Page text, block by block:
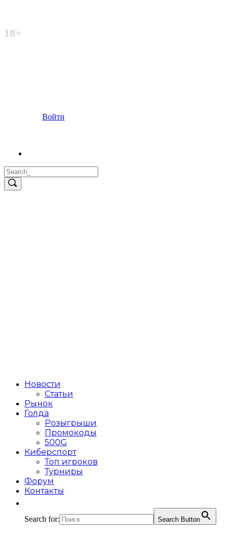
18+
Войти
Новости
Статьи
Рынок
Голда
Розыгрыши
Промокоды
500G
Киберспорт
Топ игроков
Турниры
Форум
Контакты
Search for: Search Button